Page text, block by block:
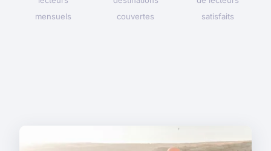
mensuels
couvertes
satisfaits